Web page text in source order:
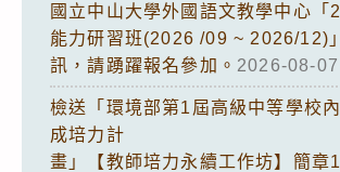
國立中山大學外國語文教學中心「
能力研習班(2026 /09 ~ 2026/12)
訊，請踴躍報名參加。 2026-08-07
檢送「環境部第1屆高級中等學校
成培力計
畫」【教師培力永續工作坊】簡章